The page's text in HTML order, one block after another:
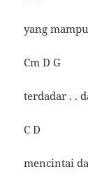
yang
Cm D G
terdadar . .
C D
mencintai